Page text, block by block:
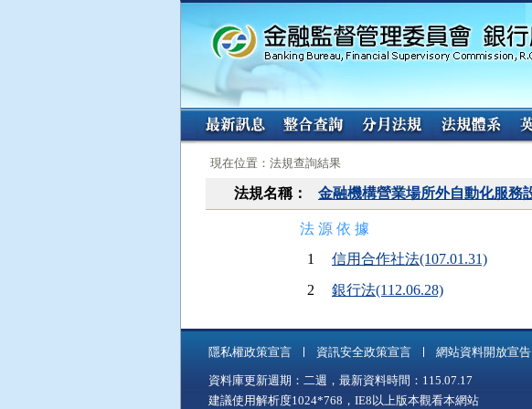
:::
現在位置：法規查詢結果
法規名稱： 金融機構營業場所外自動化服務
法 源 依 據
1
信用合作社法(107.01.31)
2
銀行法(112.06.28)
隱私權政策宣言 資訊安全政策宣言 網站資料開放宣告
資料庫更新週期：二週，最新資料時間：115.07.17
建議使用解析度1024*768，IE8以上版本觀看本網站